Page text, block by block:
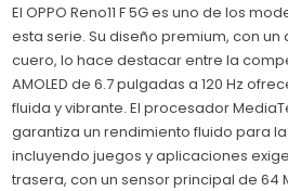
El OPPO Reno11 F 5G es uno de los
esta serie. Su diseño premium, con
cuero, lo hace destacar entre la
AMOLED de 6.7 pulgadas a 120 Hz
fluida y vibrante. El procesador
garantiza un rendimiento fluido para
incluyendo juegos y aplicaciones
trasera, con un sensor principal de 64